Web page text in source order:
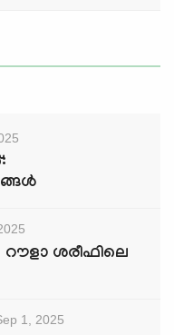
റൗളാ ശരീഫിലെ
1, 2025